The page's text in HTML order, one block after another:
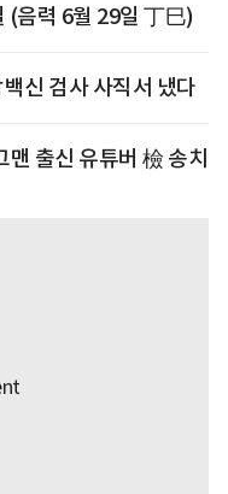
(음력 6월 29일 丁巳)
신 검사 사직서 냈다
맨 출신 유튜버 檢 송치